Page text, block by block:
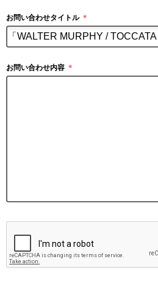
お問い合わせタイトル ＊
お問い合わせ内容 ＊